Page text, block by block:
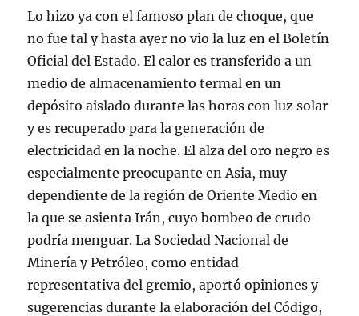
Lo hizo ya con el famoso plan de choque, que
no fue tal y hasta ayer no vio la luz en el Boletín
Oficial del Estado. El calor es transferido a un
medio de almacenamiento termal en un
depósito aislado durante las horas con luz solar
y es recuperado para la generación de
electricidad en la noche. El alza del oro negro es
especialmente preocupante en Asia, muy
dependiente de la región de Oriente Medio en
la que se asienta Irán, cuyo bombeo de crudo
podría menguar. La Sociedad Nacional de
Minería y Petróleo, como entidad
representativa del gremio, aportó opiniones y
sugerencias durante la elaboración del Código,